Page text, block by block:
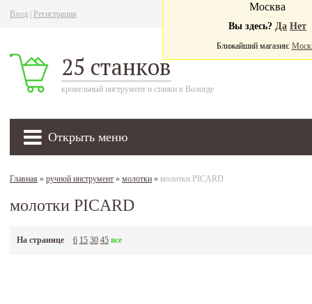
Вход Регистрация
25 станков
кровельный инструмент и станки в Вологде
Открыть меню
Москва
Вы здесь? Да Нет
Ближайший магазин:
Главная » ручной инструмент » молотки » молотки PICARD
молотки PICARD
На странице 6 15 30 45 все